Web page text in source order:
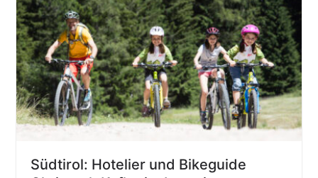
Südtirol: Hotelier und Bikeguide